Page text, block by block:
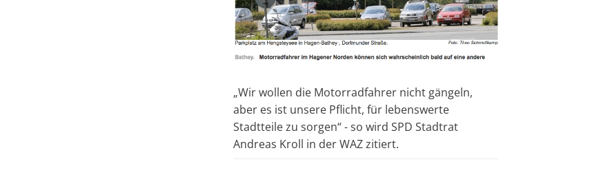
„Wir wollen die Motorradfahrer nicht gängeln,
aber es ist unsere Pflicht, für lebenswerte
Stadtteile zu sorgen“ - so wird SPD Stadtrat
Andreas Kroll in der WAZ zitiert.